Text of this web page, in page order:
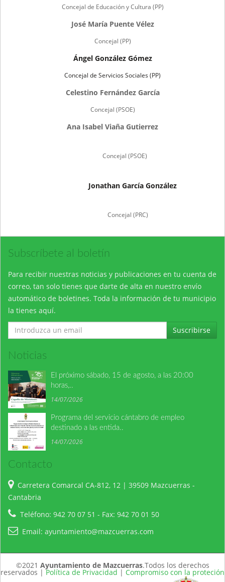
Concejal de Educación y Cultura (PP)
José María Puente Vélez
Concejal (PP)
Ángel González Gómez
Concejal de Servicios Sociales (PP)
Celestino Fernández García
Concejal (PSOE)
Ana Isabel Viaña Gutierrez
Concejal (PSOE)
Jonathan García González
Concejal (PRC)
Subscríbete al boletín
Para recibir nuestras noticias y publicaciones en tu cuenta de
correo, tan solo tienes que darte de alta en nuestro envío
automático de boletines. Toda la información de tu municipio
la tienes aquí.
Suscribirse
Noticias
El próximo sábado, 15 de agosto, a las 20:00
horas,..
14/07/2026
Programa del servicio cántabro de empleo
destinado a las entida..
14/07/2026
Contacto
Carretera Comarcal CA-812, 12 | 39509 Mazcuerras -
Cantabria
Teléfono: 942 70 07 51 - Fax: 942 70 01 50
Email: ayuntamiento@mazcuerras.com
©2021 Ayuntamiento de Mazcuerras.Todos los derechos
reservados |Política de Privacidad | Compromiso con la proteción